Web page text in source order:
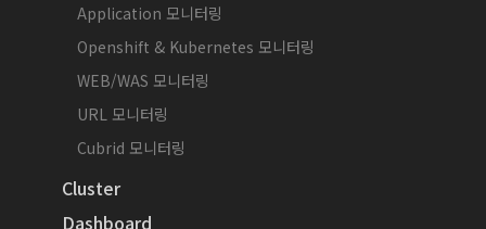
Application 모니터링
Openshift & Kubernetes 모니터링
WEB/WAS 모니터링
URL 모니터링
Cubrid 모니터링
Cluster
Dashboard